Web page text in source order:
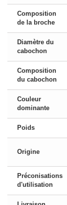
Composition
de la broche
Diamètre du
cabochon
Composition
du cabochon
Couleur
dominante
Poids
Origine
Préconisations
d'utilisation